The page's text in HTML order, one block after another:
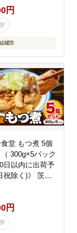
(土日祝除
城県 結城市 ブ
路 走行 雪積
支度 安全 安心
規品 帰省 仕事
プ性能 柔軟 高性
生産 高耐久【配
域あり】(沖
)---
円
城市
堂 もつ煮 5個
300g×5パック
日以内に出荷予
祝除く)》 茨城
め 煮込み おか
み 人気メニュ
不可地域あ
円